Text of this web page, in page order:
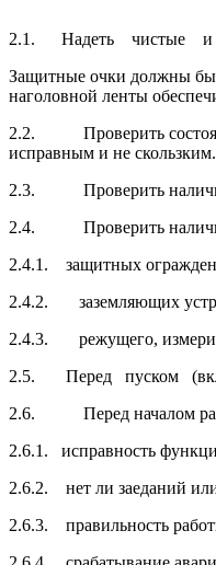
2.1. Надеть чистые и
Защитные очки должны
наголовной ленты
2.2. Проверить
исправным и не скользким.
2.3. Проверить наличие
2.4. Проверить наличие,
2.4.1. защитных
2.4.2. заземляющих
2.4.3. режущего,
2.5. Перед пуском
2.6. Перед началом
2.6.1. исправность
2.6.2. нет ли заеданий
2.6.3. правильность